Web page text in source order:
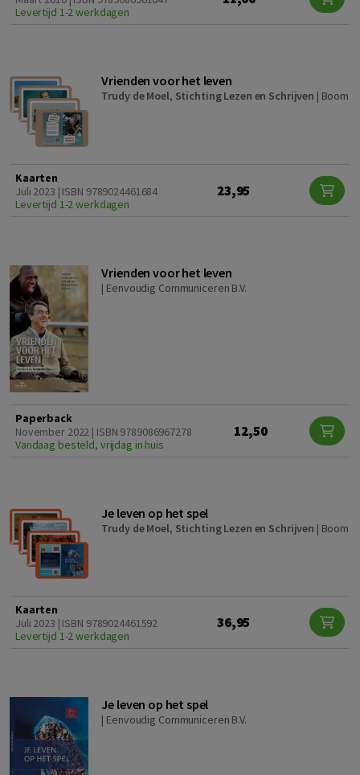
Levertijd 1-2 werkdagen
Vrienden voor het leven
Trudy de Moel, Stichting Lezen en Schrijven | Boom
Kaarten
Juli 2023 | ISBN 9789024461684
Levertijd 1-2 werkdagen
23,95
Vrienden voor het leven
| Eenvoudig Communiceren B.V.
Paperback
November 2022 | ISBN 9789086967278
Vandaag besteld, vrijdag in huis
12,50
Je leven op het spel
Trudy de Moel, Stichting Lezen en Schrijven | Boom
Kaarten
Juli 2023 | ISBN 9789024461592
Levertijd 1-2 werkdagen
36,95
Je leven op het spel
| Eenvoudig Communiceren B.V.